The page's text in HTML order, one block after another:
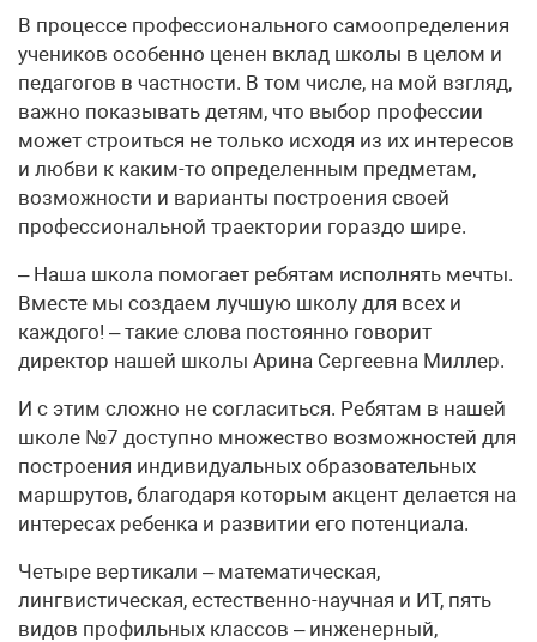
В процессе профессионального самоопределения
учеников особенно ценен вклад школы в целом и
педагогов в частности. В том числе, на мой взгляд,
важно показывать детям, что выбор профессии
может строиться не только исходя из их интересов
и любви к каким-то определенным предметам,
возможности и варианты построения своей
профессиональной траектории гораздо шире.
– Наша школа помогает ребятам исполнять мечты.
Вместе мы создаем лучшую школу для всех и
каждого! – такие слова постоянно говорит
директор нашей школы Арина Сергеевна Миллер.
И с этим сложно не согласиться. Ребятам в нашей
школе №7 доступно множество возможностей для
построения индивидуальных образовательных
маршрутов, благодаря которым акцент делается на
интересах ребенка и развитии его потенциала.
Четыре вертикали – математическая,
лингвистическая, естественно-научная и ИТ, пять
видов профильных классов – инженерный,